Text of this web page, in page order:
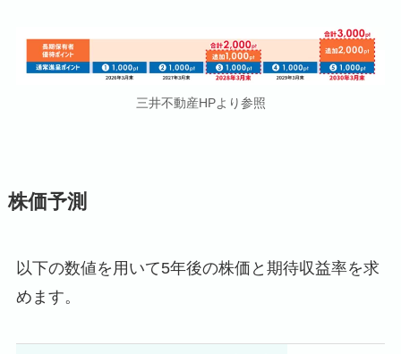
三井不動産HPより参照
株価予測
以下の数値を用いて5年後の株価と期待収益率を求
めます。